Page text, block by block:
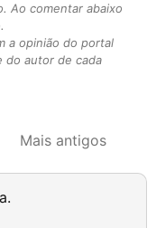
Ao comentar abaixo
a opinião do portal
do autor de cada
Mais antigos